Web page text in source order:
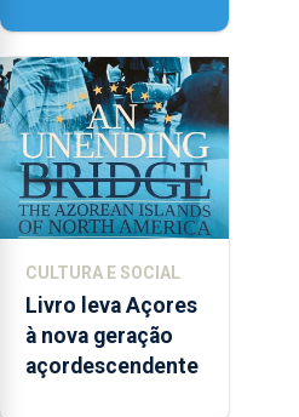
instrumentos
CULTURA E SOCIAL
Livro leva Açores
à nova geração
açordescendente